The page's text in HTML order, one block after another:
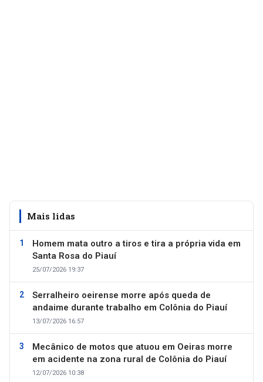
Mais lidas
Homem mata outro a tiros e tira a própria vida em
Santa Rosa do Piauí
25/07/2026 19:37
Serralheiro oeirense morre após queda de
andaime durante trabalho em Colônia do Piauí
13/07/2026 16:57
Mecânico de motos que atuou em Oeiras morre
em acidente na zona rural de Colônia do Piauí
12/07/2026 10:38